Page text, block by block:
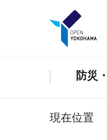
防災
現在位置